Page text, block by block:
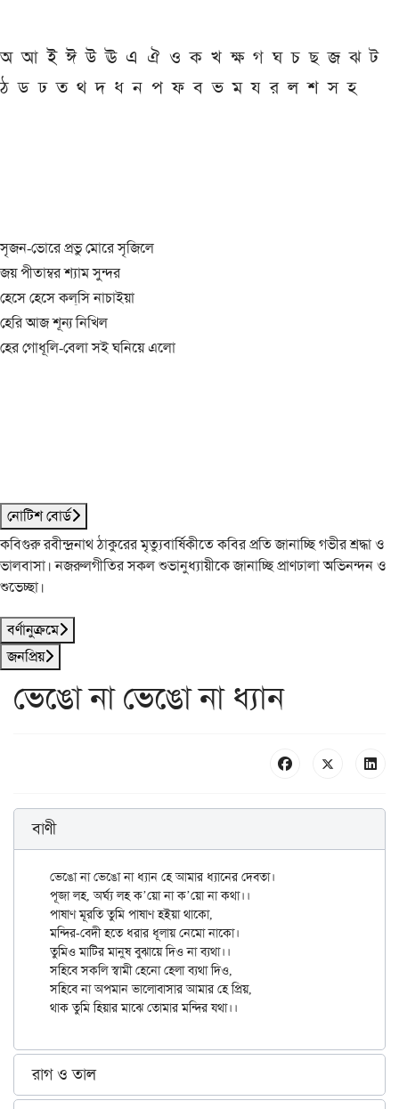
অ আ ই ঈ উ ঊ এ ঐ ও ক খ ক্ষ গ ঘ চ ছ জ ঝ ট
ঠ ড ঢ ত থ দ ধ ন প ফ ব ভ ম য র ল শ স হ
সৃজন-ভোরে প্রভু মোরে সৃজিলে
জয় পীতাম্বর শ্যাম সুন্দর
হেসে হেসে কল্‌সি নাচাইয়া
হেরি আজ শূন্য নিখিল
হের গোধূলি-বেলা সই ঘনিয়ে এলো
নোটিশ বোর্ড
কবিগুরু রবীন্দ্রনাথ ঠাকুরের মৃত্যুবার্ষিকীতে কবির প্রতি জানাচ্ছি গভীর শ্রদ্ধা ও
ভালবাসা। নজরুলগীতির সকল শুভানুধ্যায়ীকে জানাচ্ছি প্রাণঢালা অভিনন্দন ও
শুভেচ্ছা।
বর্ণানুক্রমে
জনপ্রিয়
ভেঙো না ভেঙো না ধ্যান
বাণী
ভেঙো না ভেঙো না ধ্যান হে আমার ধ্যানের দেবতা।
পূজা লহ, অর্ঘ্য লহ ক’য়ো না ক’য়ো না কথা।।
পাষাণ মূরতি তুমি পাষাণ হইয়া থাকো,
মন্দির-বেদী হতে ধরার ধূলায় নেমো নাকো।
তুমিও মাটির মানুষ বুঝায়ে দিও না ব্যথা।।
সহিবে সকলি স্বামী হেনো হেলা ব্যথা দিও,
সহিবে না অপমান ভালোবাসার আমার হে প্রিয়,
রাগ ও তাল